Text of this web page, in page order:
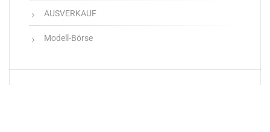
AUSVERKAUF
Modell-Börse